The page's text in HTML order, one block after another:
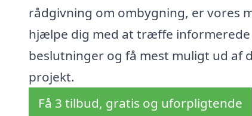
rådgivning om ombygning, er vores
hjælpe dig med at træffe informerede
beslutninger og få mest muligt ud af
projekt.
Få 3 tilbud, gratis og uforpligtende